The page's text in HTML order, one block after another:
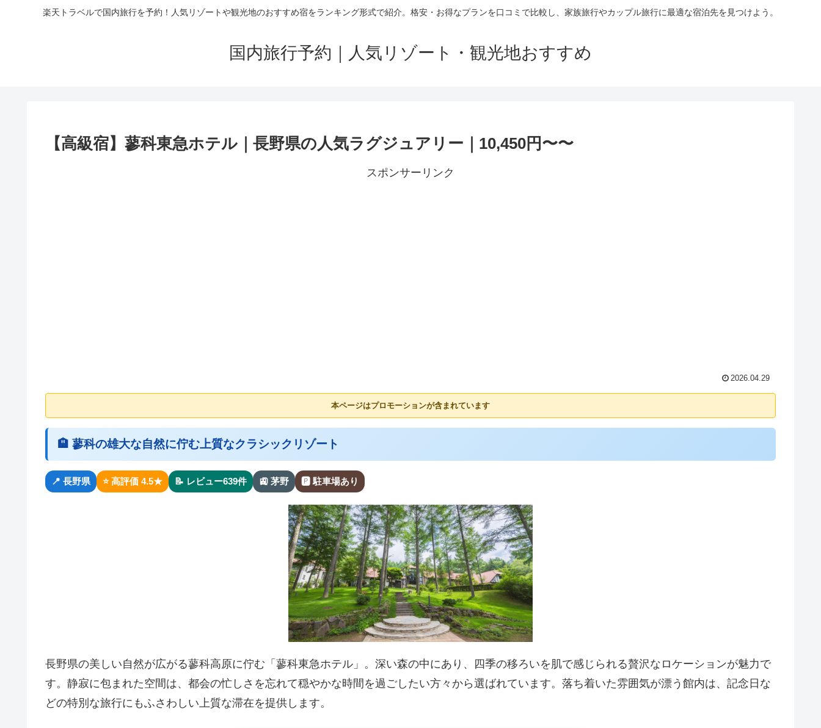
楽天トラベルで国内旅行を予約！人気リゾートや観光地のおすすめ宿をランキング形式で紹介。格安・お得なプランを口コミで比較し、家族旅行やカップル旅行に最適な宿泊先を見つけよう。
国内旅行予約｜人気リゾート・観光地おすすめ
【高級宿】蓼科東急ホテル｜長野県の人気ラグジュアリー｜10,450円〜〜
スポンサーリンク
2026.04.29
本ページはプロモーションが含まれています
🏨 蓼科の雄大な自然に佇む上質なクラシックリゾート
📍 長野県 ⭐ 高評価 4.5★ 📝 レビュー639件 🚉 茅野 🅿 駐車場あり
長野県の美しい自然が広がる蓼科高原に佇む「蓼科東急ホテル」。深い森の中にあり、四季の移ろいを肌で感じられる贅沢なロケーションが魅力で
す。静寂に包まれた空間は、都会の忙しさを忘れて穏やかな時間を過ごしたい方々から選ばれています。落ち着いた雰囲気が漂う館内は、記念日な
どの特別な旅行にもふさわしい上質な滞在を提供します。